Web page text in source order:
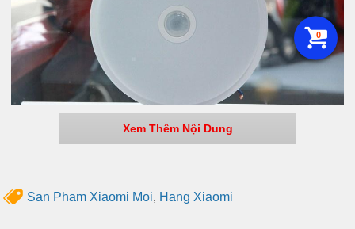
Xem Thêm Nội Dung
San Pham Xiaomi Moi, Hang Xiaomi
0